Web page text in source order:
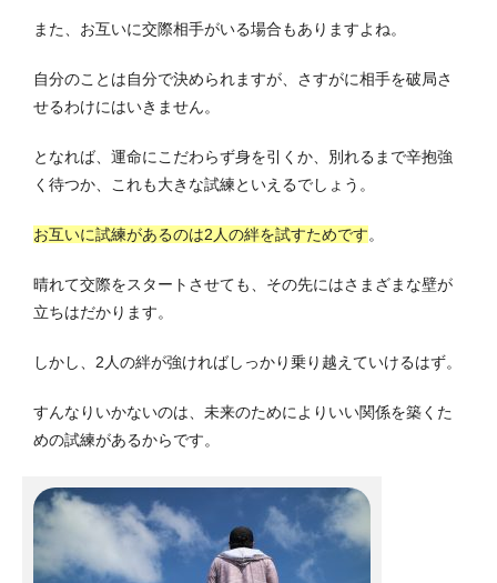
また、お互いに交際相手がいる場合もありますよね。
自分のことは自分で決められますが、さすがに相手を破局さ
せるわけにはいきません。
となれば、運命にこだわらず身を引くか、別れるまで辛抱強
く待つか、これも大きな試練といえるでしょう。
お互いに試練があるのは2人の絆を試すためです。
晴れて交際をスタートさせても、その先にはさまざまな壁が
立ちはだかります。
しかし、2人の絆が強ければしっかり乗り越えていけるはず。
すんなりいかないのは、未来のためによりいい関係を築くた
めの試練があるからです。